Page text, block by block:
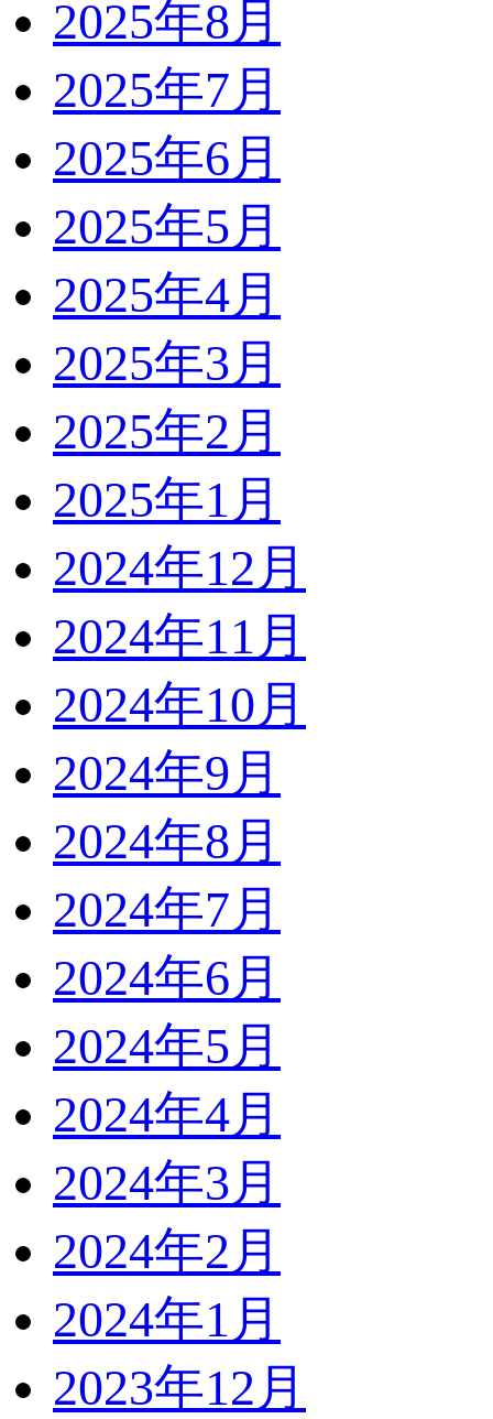
2025年8月
2025年7月
2025年6月
2025年5月
2025年4月
2025年3月
2025年2月
2025年1月
2024年12月
2024年11月
2024年10月
2024年9月
2024年8月
2024年7月
2024年6月
2024年5月
2024年4月
2024年3月
2024年2月
2024年1月
2023年12月